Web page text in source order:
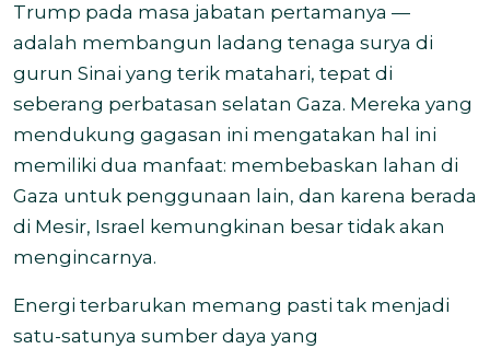
Trump pada masa jabatan pertamanya —
adalah membangun ladang tenaga surya di
gurun Sinai yang terik matahari, tepat di
seberang perbatasan selatan Gaza. Mereka yang
mendukung gagasan ini mengatakan hal ini
memiliki dua manfaat: membebaskan lahan di
Gaza untuk penggunaan lain, dan karena berada
di Mesir, Israel kemungkinan besar tidak akan
mengincarnya.
Energi terbarukan memang pasti tak menjadi
satu-satunya sumber daya yang